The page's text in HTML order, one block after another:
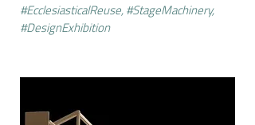
#EcclesiasticalReuse, #StageMachinery,
#DesignExhibition